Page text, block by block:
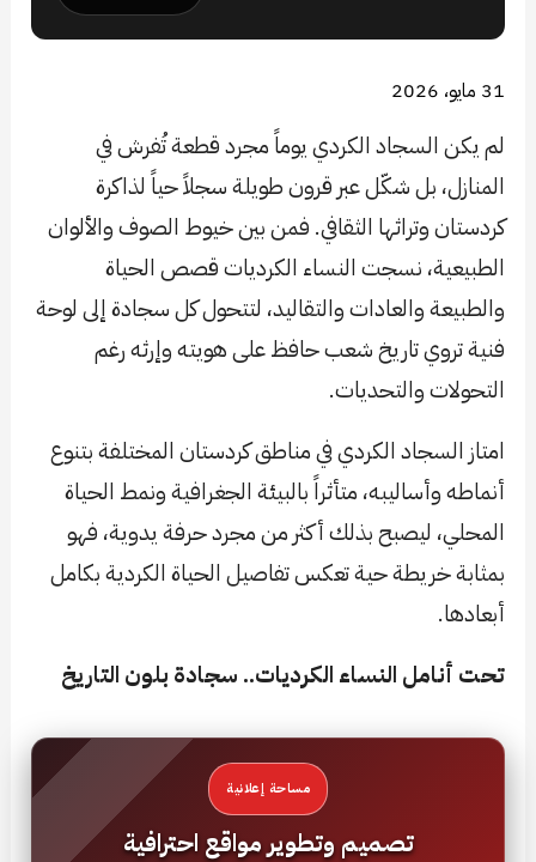
31 مايو، 2026
لم يكن السجاد الكردي يوماً مجرد قطعة تُفرش في
المنازل، بل شكّل عبر قرون طويلة سجلاً حياً لذاكرة
كردستان وتراثها الثقافي. فمن بين خيوط الصوف والألوان
الطبيعية، نسجت النساء الكرديات قصص الحياة
والطبيعة والعادات والتقاليد، لتتحول كل سجادة إلى لوحة
فنية تروي تاريخ شعب حافظ على هويته وإرثه رغم
التحولات والتحديات.
امتاز السجاد الكردي في مناطق كردستان المختلفة بتنوع
أنماطه وأساليبه، متأثراً بالبيئة الجغرافية ونمط الحياة
المحلي، ليصبح بذلك أكثر من مجرد حرفة يدوية، فهو
بمثابة خريطة حية تعكس تفاصيل الحياة الكردية بكامل
أبعادها.
تحت أنامل النساء الكرديات.. سجادة بلون التاريخ
مساحة إعلانية
تصميم وتطوير مواقع احترافية